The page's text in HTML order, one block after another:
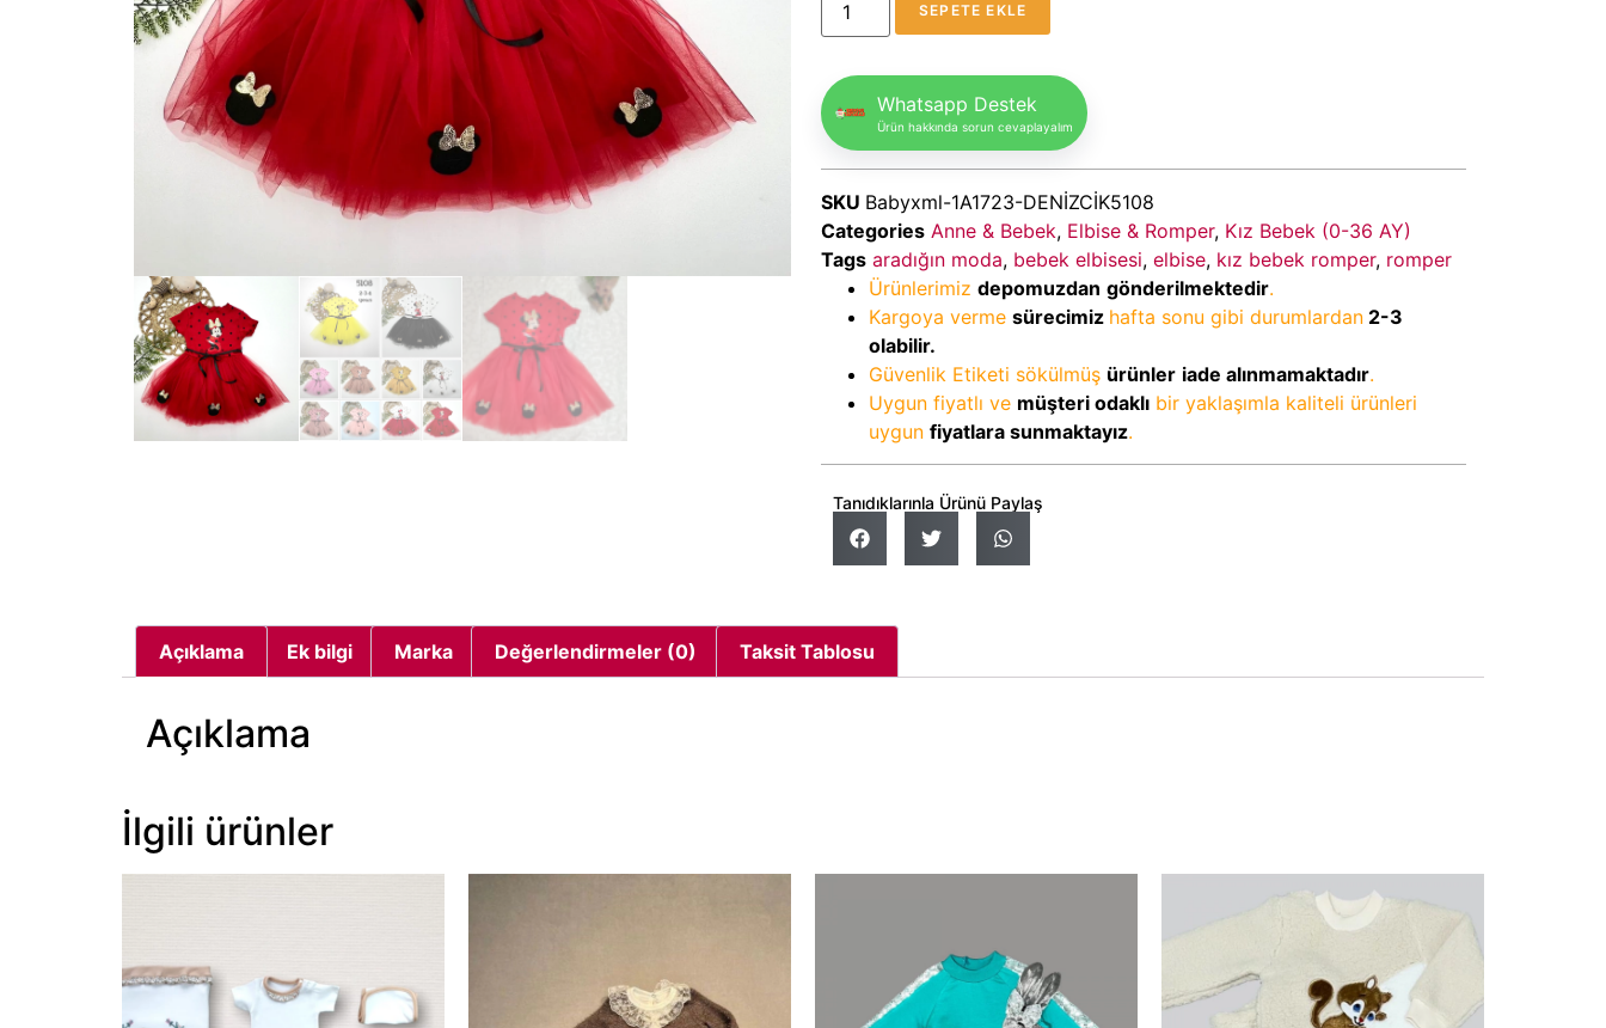
SEPETE EKLE
Whatsapp Destek
Ürün hakkında sorun cevaplayalım
SKU Babyxml-1A1723-DENİZCİK5108
Categories Anne & Bebek, Elbise & Romper, Kız Bebek (0-36 AY)
Tags aradığın moda, bebek elbisesi, elbise, kız bebek romper, romper
Ürünlerimiz depomuzdan gönderilmektedir.
Kargoya verme sürecimiz hafta sonu gibi durumlardan 2-3
olabilir.
Güvenlik Etiketi sökülmüş ürünler iade alınmamaktadır.
Uygun fiyatlı ve müşteri odaklı bir yaklaşımla kaliteli ürünleri
uygun fiyatlara sunmaktayız.
Tanıdıklarınla Ürünü Paylaş
Açıklama Ek bilgi Marka Değerlendirmeler (0) Taksit Tablosu
Açıklama
İlgili ürünler